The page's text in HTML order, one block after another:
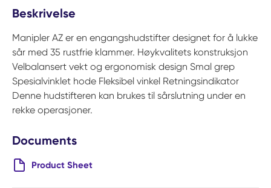
Beskrivelse
Manipler AZ er en engangshudstifter designet for å lukke
sår med 35 rustfrie klammer. Høykvalitets konstruksjon
Velbalansert vekt og ergonomisk design Smal grep
Spesialvinklet hode Fleksibel vinkel Retningsindikator
Denne hudstifteren kan brukes til sårslutning under en
rekke operasjoner.
Documents
Product Sheet